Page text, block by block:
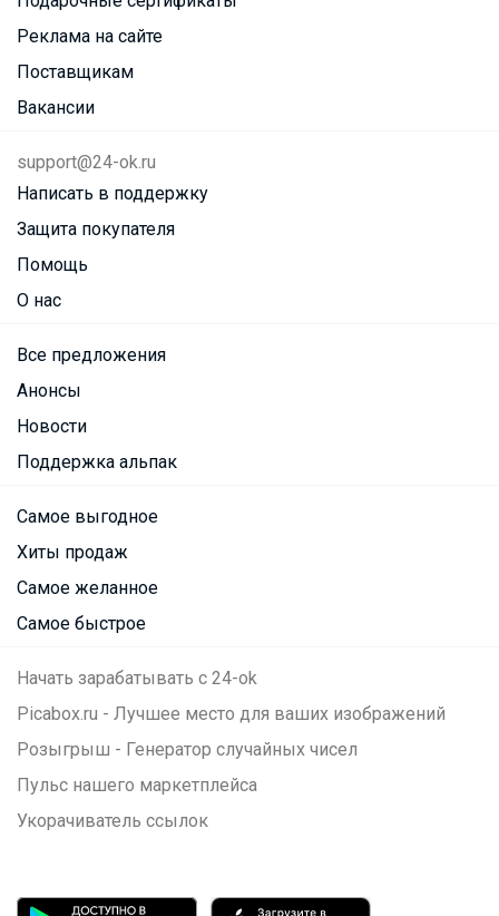
Реклама на сайте
Поставщикам
Вакансии
support@24-ok.ru
Написать в поддержку
Защита покупателя
Помощь
О нас
Все предложения
Анонсы
Новости
Поддержка альпак
Самое выгодное
Хиты продаж
Самое желанное
Самое быстрое
Начать зарабатывать с 24-ok
Picabox.ru - Лучшее место для ваших изображений
Розыгрыш - Генератор случайных чисел
Пульс нашего маркетплейса
Укорачиватель ссылок